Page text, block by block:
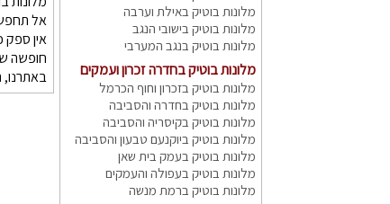
מלונות בוטיק באילת וערבה
מלונות בוטיק בישובי הנגב
מלונות בוטיק בנגב המערבי
מלונות בוטיק בחדרה זכרון ועמקים
מלונות בוטיק בזכרון וחוף הכרמל
מלונות בוטיק בחדרה והסביבה
מלונות בוטיק בקיסריה והסביבה
מלונות בוטיק ביוקנעם טבעון והסביבה
מלונות בוטיק בעמק בית שאן
מלונות בוטיק בעפולה והעמקים
מלונות בוטיק ברמת מנשה
אל
אין ספק
חופשה
באתרנו,